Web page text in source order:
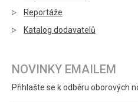
Reportáže
Katalog dodavatelů
NOVINKY EMAILEM
Přihlašte se k odběru oborových